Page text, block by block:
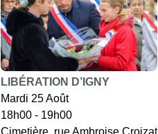
LIBÉRATION D’IGNY
Mardi 25 Août
18h00 - 19h00